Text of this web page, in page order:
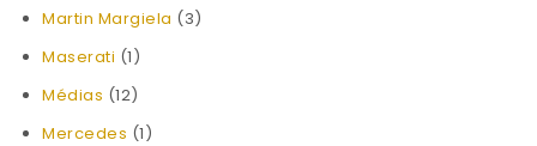
Martin Margiela (3)
Maserati (1)
Médias (12)
Mercedes (1)